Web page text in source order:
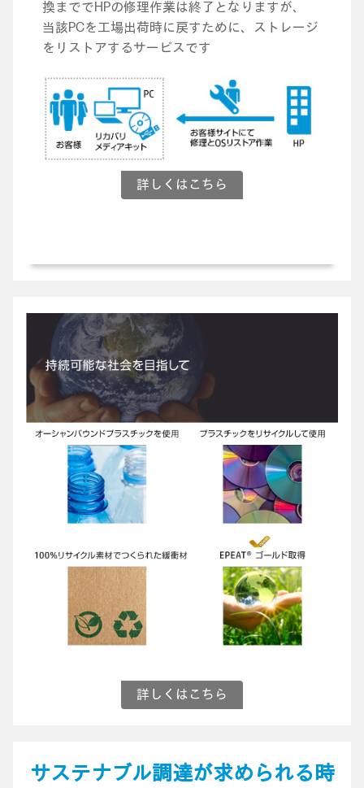
換まででHPの修理作業は終了となりますが、
当該PCを工場出荷時に戻すために、ストレージ
をリストアするサービスです
詳しくはこちら
詳しくはこちら
サステナブル調達が求められる時